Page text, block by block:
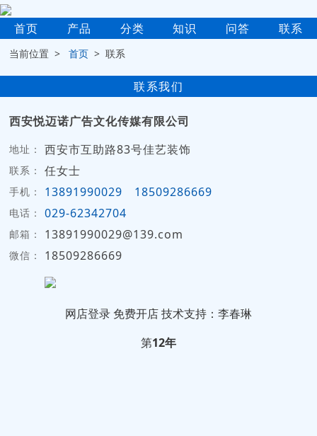
首页 产品 分类 知识 问答 联系
当前位置 >首页 > 联系
联系我们
西安悦迈诺广告文化传媒有限公司
地址： 西安市互助路83号佳艺装饰
联系： 任女士
手机： 13891990029 18509286669
电话： 029-62342704
邮箱： 13891990029@139.com
微信： 18509286669
网店登录 免费开店技术支持：李春琳
第12年